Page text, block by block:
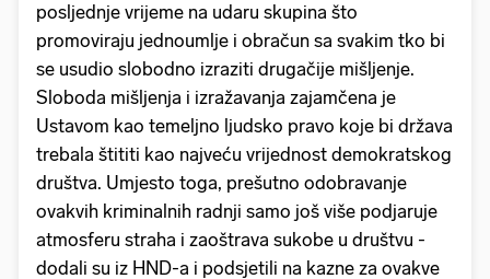
posljednje vrijeme na udaru skupina što
promoviraju jednoumlje i obračun sa svakim tko bi
se usudio slobodno izraziti drugačije mišljenje.
Sloboda mišljenja i izražavanja zajamčena je
Ustavom kao temeljno ljudsko pravo koje bi država
trebala štititi kao najveću vrijednost demokratskog
društva. Umjesto toga, prešutno odobravanje
ovakvih kriminalnih radnji samo još više podjaruje
atmosferu straha i zaoštrava sukobe u društvu -
dodali su iz HND-a i podsjetili na kazne za ovakve